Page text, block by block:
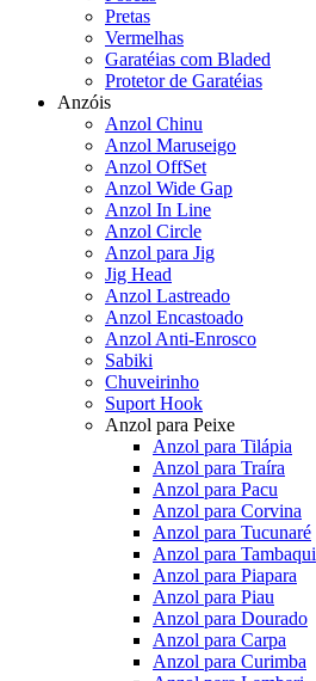
Pretas
Vermelhas
Garatéias com Bladed
Protetor de Garatéias
Anzóis
Anzol Chinu
Anzol Maruseigo
Anzol OffSet
Anzol Wide Gap
Anzol In Line
Anzol Circle
Anzol para Jig
Jig Head
Anzol Lastreado
Anzol Encastoado
Anzol Anti-Enrosco
Sabiki
Chuveirinho
Suport Hook
Anzol para Peixe
Anzol para Tilápia
Anzol para Traíra
Anzol para Pacu
Anzol para Corvina
Anzol para Tucunaré
Anzol para Tambaqui
Anzol para Piapara
Anzol para Piau
Anzol para Dourado
Anzol para Carpa
Anzol para Curimba